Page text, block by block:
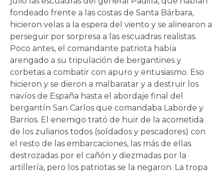
fondeado frente a las costas de Santa Bárbara,
hicieron velas a la espera del viento y se alinearon a
perseguir por sorpresa a las escuadras realistas.
Poco antes, el comandante patriota había
arengado a su tripulación de bergantines y
corbetas a combatir con apuro y entusiasmo. Eso
hicieron y se dieron a malbaratar y a destruir los
navíos de España hasta el abordaje final del
bergantín San Carlos que comandaba Laborde y
Barrios. El enemigo trató de huir de la acometida
de los zulianos todos (soldados y pescadores) con
el resto de las embarcaciones, las más de ellas
destrozadas por el cañón y diezmadas por la
artillería, pero los patriotas se la negaron. La tropa